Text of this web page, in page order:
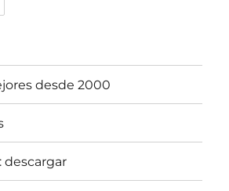
desde 2000
descargar